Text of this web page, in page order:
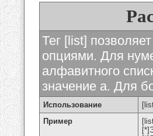
Тег [list]
опциями. Для
алфавитного
значение а. Для
Использование
Пример